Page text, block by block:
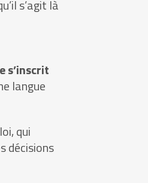
s’agit là
s’inscrit
langue
qui
décisions